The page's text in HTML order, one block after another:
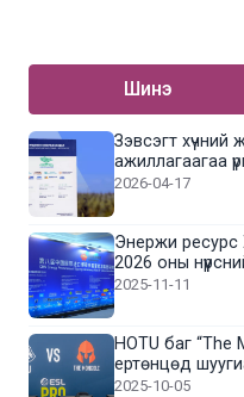
Шинэ
Зэвсэгт
ажиллагаагаа
2026-04-17
Энержи
2026 оны
2025-11-11
HOTU баг
ертөнцөд
2025-10-05